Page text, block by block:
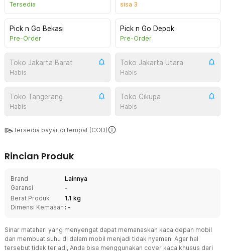
Tersedia sisa 3
Pick n Go Bekasi
Pre-Order
Pick n Go Depok
Pre-Order
Toko Jakarta Barat
Habis
Toko Jakarta Utara
Habis
Toko Tangerang
Habis
Toko Cikupa
Habis
Tersedia bayar di tempat (COD)
Rincian Produk
Brand
Lainnya
Garansi
-
Berat Produk
1.1 kg
Dimensi Kemasan : -
Sinar matahari yang menyengat dapat memanaskan kaca depan mobil
dan membuat suhu di dalam mobil menjadi tidak nyaman. Agar hal
tersebut tidak terjadi, Anda bisa menggunakan cover kaca khusus dari